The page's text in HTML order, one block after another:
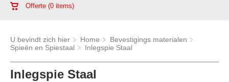
Offerte (0 items)
U bevindt zich hier Home
Bevestigings materialen
Spieën en Spiestaal
Inlegspie Staal
Inlegspie Staal